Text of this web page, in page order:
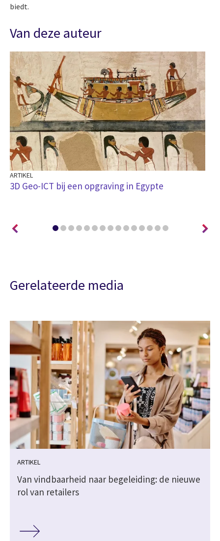
biedt.
Van deze auteur
ARTIKEL
3D Geo-ICT bij een opgraving in Egypte
Gerelateerde media
ARTIKEL
Van vindbaarheid naar begeleiding: de nieuwe
rol van retailers